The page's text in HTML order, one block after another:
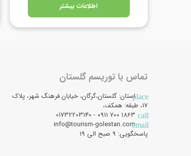
اطلاعات بیشتر
تماس با توریسم گلستان
placeاستان: گلستان،گرگان، خیابان فرهنگ شهر، پلاک
17، طبقه: همکف،
call
email
info@tourism-golestan.com
پاسخگویی: ۹ صبح الی 19